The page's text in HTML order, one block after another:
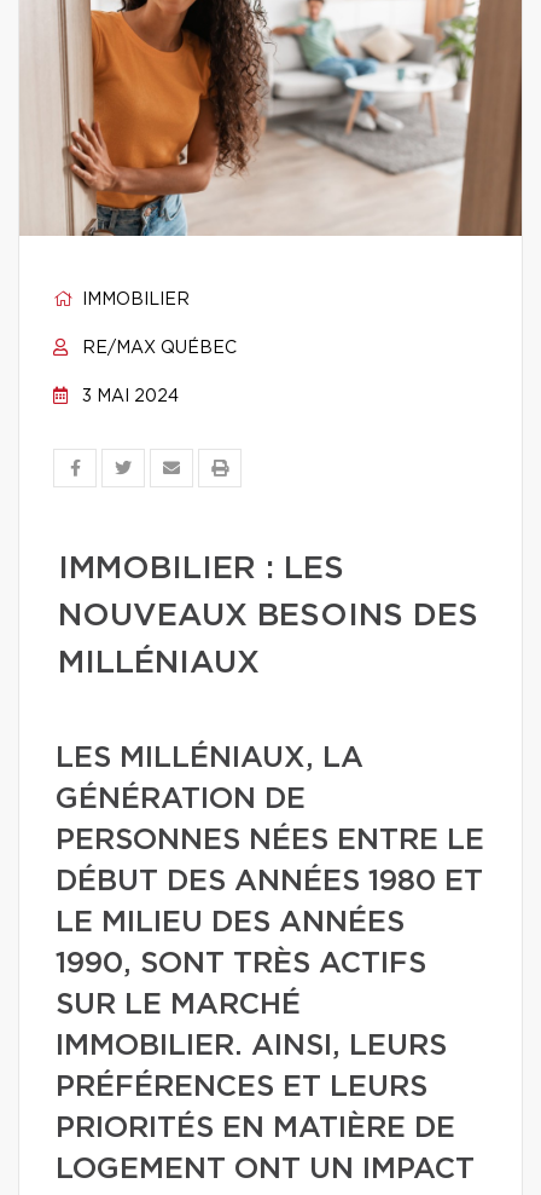
IMMOBILIER
RE/MAX QUÉBEC
3 MAI 2024
IMMOBILIER : LES
NOUVEAUX BESOINS DES
MILLÉNIAUX
LES MILLÉNIAUX, LA
GÉNÉRATION DE
PERSONNES NÉES ENTRE LE
DÉBUT DES ANNÉES 1980 ET
LE MILIEU DES ANNÉES
1990, SONT TRÈS ACTIFS
SUR LE MARCHÉ
IMMOBILIER. AINSI, LEURS
PRÉFÉRENCES ET LEURS
PRIORITÉS EN MATIÈRE DE
LOGEMENT ONT UN IMPACT